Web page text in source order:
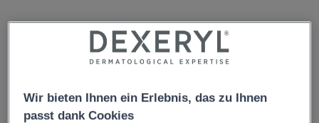
Unsere neue DEXECLEAR feuchtigkeitsspendende,
beruhigende Reinigung enthält eine 2-in-1-Formel, die
speziell für trockene und gereizte Haut entwickelt wurde,
wird. Es reinigt und hilft, Irritationen und Rötungen zu
lindern, während es das Wohlbefinden empfindlicher Haut
Wir bieten Ihnen ein Erlebnis, das zu Ihnen
passt dank Cookies